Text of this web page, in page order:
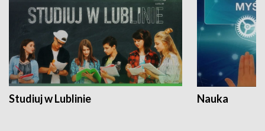
Studiuj w Lublinie Nauka